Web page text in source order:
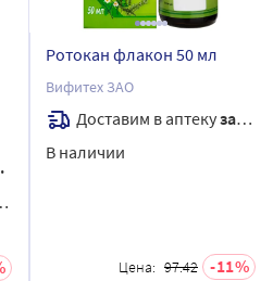
Ротокан флакон 50 мл
Вифитех ЗАО
Доставим в аптекузавтра
В наличии
Цена: 97.42 11